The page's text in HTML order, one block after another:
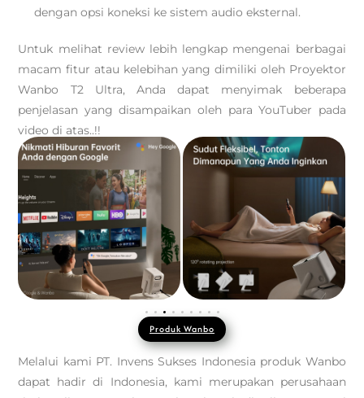
dengan opsi koneksi ke sistem audio eksternal.
Untuk melihat review lebih lengkap mengenai berbagai
macam fitur atau kelebihan yang dimiliki oleh Proyektor
Wanbo T2 Ultra, Anda dapat menyimak beberapa
penjelasan yang disampaikan oleh para YouTuber pada
video di atas..!!
Produk Wanbo
Melalui kami PT. Invens Sukses Indonesia produk Wanbo
dapat hadir di Indonesia, kami merupakan perusahaan